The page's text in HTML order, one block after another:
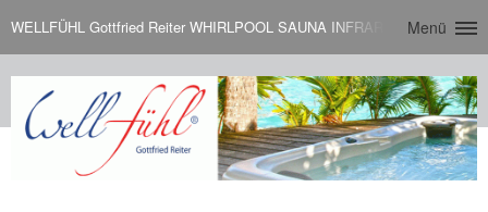
WELLFÜHL Gottfried Reiter WHIRLPOOL SAUNA INFRAROTKABINE in
Menü